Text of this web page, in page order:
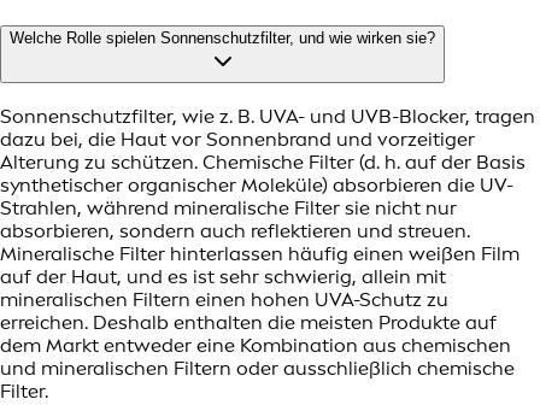
Welche Rolle spielen Sonnenschutzfilter, und wie wirken sie?
Sonnenschutzfilter, wie z. B. UVA- und UVB-Blocker, tragen
dazu bei, die Haut vor Sonnenbrand und vorzeitiger
Alterung zu schützen. Chemische Filter (d. h. auf der Basis
synthetischer organischer Moleküle) absorbieren die UV-
Strahlen, während mineralische Filter sie nicht nur
absorbieren, sondern auch reflektieren und streuen.
Mineralische Filter hinterlassen häufig einen weißen Film
auf der Haut, und es ist sehr schwierig, allein mit
mineralischen Filtern einen hohen UVA-Schutz zu
erreichen. Deshalb enthalten die meisten Produkte auf
dem Markt entweder eine Kombination aus chemischen
und mineralischen Filtern oder ausschließlich chemische
Filter.